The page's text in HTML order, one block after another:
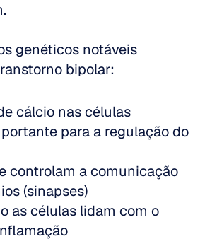
genéticos notáveis
bipolar:
cálcio nas células
para a regulação do
controlam a comunicação
(sinapses)
as células lidam com o